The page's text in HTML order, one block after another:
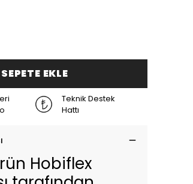
SEPETE EKLE
Teknik Destek
Hattı
Hobiflex